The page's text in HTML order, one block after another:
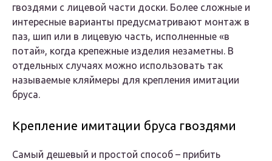
гвоздями с лицевой части доски. Более сложные и
интересные варианты предусматривают монтаж в
паз, шип или в лицевую часть, исполненные «в
потай», когда крепежные изделия незаметны. В
отдельных случаях можно использовать так
называемые кляймеры для крепления имитации
бруса.
Крепление имитации бруса гвоздями
Самый дешевый и простой способ – прибить